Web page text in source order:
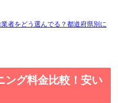
者をどう選んでる？都道府県別に
ング料金比較！安い